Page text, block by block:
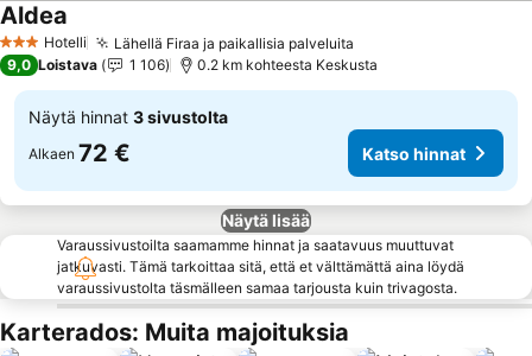
3 Tähtiluokitus
Hotelli Lähellä Firaa ja paikallisia palveluita
Aldea
9,0 Loistava 1 106 0.2 km kohteesta Keskusta
Näytä hinnat 3 sivustolta
Alkaen 72 € Katso hinnat
Näytä lisää
Varaussivustoilta saamamme hinnat ja saatavuus muuttuvat
jatkuvasti. Tämä tarkoittaa sitä, että et välttämättä aina löydä
varaussivustolta täsmälleen samaa tarjousta kuin trivagosta.
Karterados: Muita majoituksia